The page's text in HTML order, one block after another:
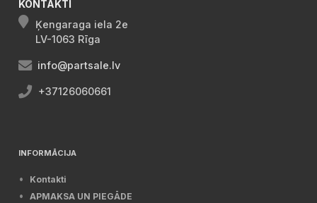
KONTAKTI
Ķengaraga iela 2e
LV-1063 Rīga
info@partsale.lv
+37126060661
INFORMĀCIJA
Kontakti
APMAKSA UN PIEGĀDE